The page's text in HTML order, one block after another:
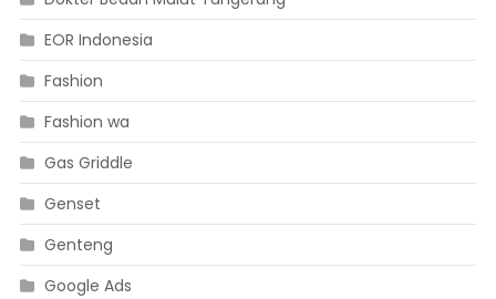
EOR Indonesia
Fashion
Fashion wa
Gas Griddle
Genset
Genteng
Google Ads